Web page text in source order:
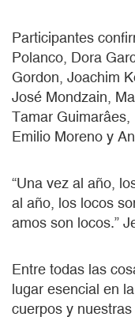
Participantes
Polanco, Dora
Gordon, Joachim
José Mondzain,
Tamar Guimarâes,
Emilio Moreno y
“Una vez al año,
al año, los locos
amos son locos.”
Entre todas las
lugar esencial en
cuerpos y